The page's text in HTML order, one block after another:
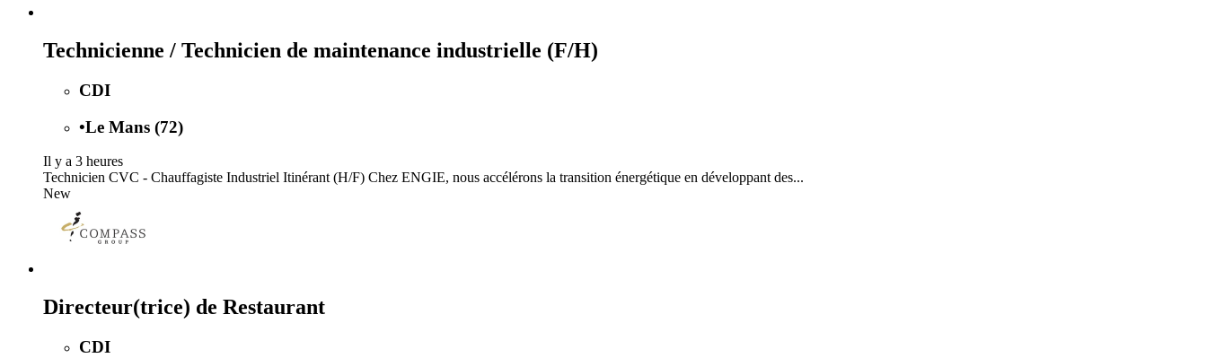
Technicienne / Technicien de maintenance industrielle (F/H)
CDI
•Le Mans (72)
Il y a 3 heures
Technicien CVC - Chauffagiste Industriel Itinérant (H/F) Chez ENGIE, nous accélérons la transition énergétique en développant des...
New
Directeur(trice) de Restaurant
CDI